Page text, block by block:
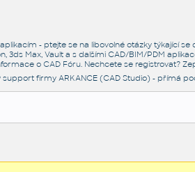
- ptejte se na libovolné otázky týkající
3ds Max, Vault a s dalšími CAD/BIM/PDM
o CAD Fóru. Nechcete se registrovat?
firmy ARKANCE (CAD Studio) - přímá